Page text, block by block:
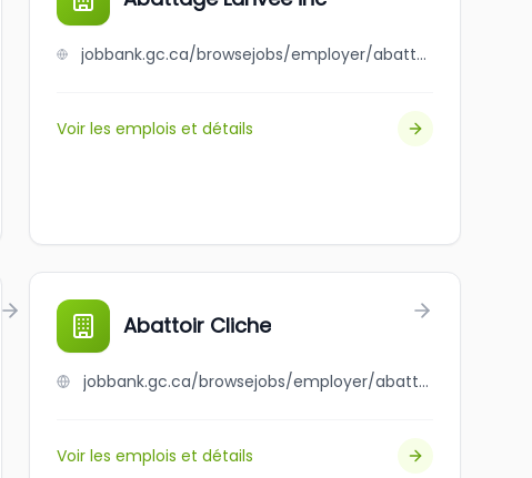
jobbank.gc.ca/browsejobs/employer/abattage+lariv%C3%A9e+inc/ca
Voir les emplois et détails
Abattoir Cliche
jobbank.gc.ca/browsejobs/employer/abattoir+cliche/ca
Voir les emplois et détails